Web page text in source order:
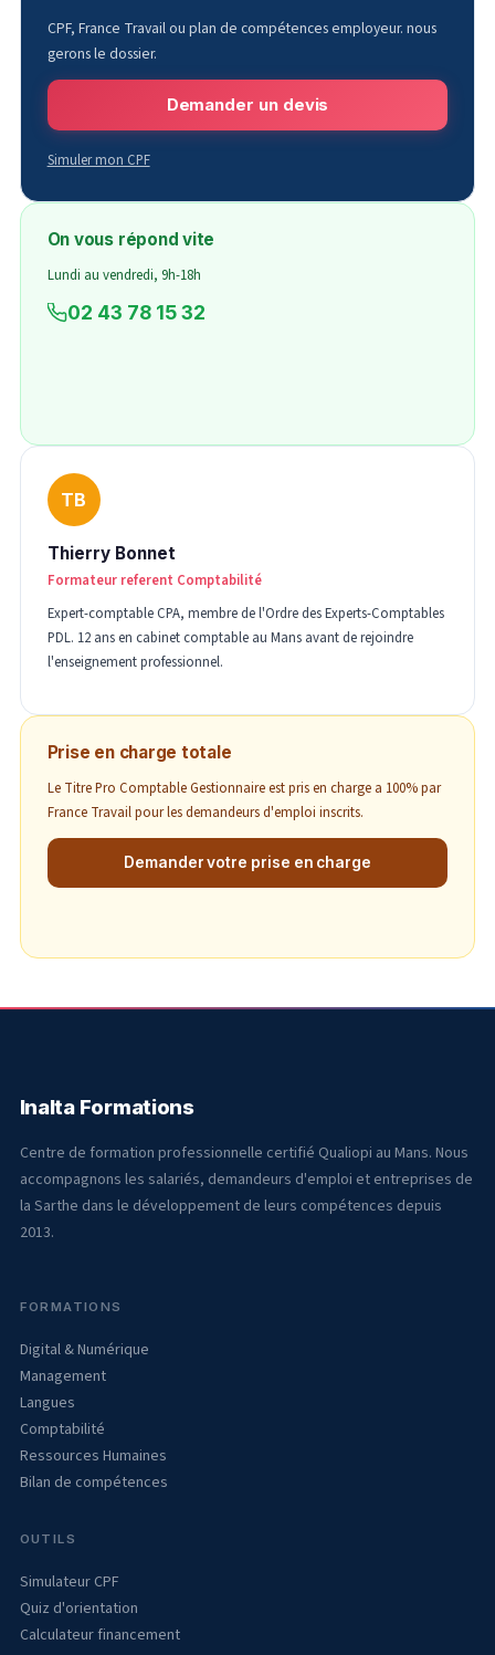
CPF, France Travail ou plan de compétences employeur. nous
gerons le dossier.
Demander un devis
Simuler mon CPF
On vous répond vite
Lundi au vendredi, 9h-18h
02 43 78 15 32
TB
Thierry Bonnet
Formateur referent Comptabilité
Expert-comptable CPA, membre de l'Ordre des Experts-Comptables
PDL. 12 ans en cabinet comptable au Mans avant de rejoindre
l'enseignement professionnel.
Prise en charge totale
Le Titre Pro Comptable Gestionnaire est pris en charge a 100% par
France Travail pour les demandeurs d'emploi inscrits.
Demander votre prise en charge
Inalta Formations
Centre de formation professionnelle certifié Qualiopi au Mans. Nous
accompagnons les salariés, demandeurs d'emploi et entreprises de
la Sarthe dans le développement de leurs compétences depuis
2013.
FORMATIONS
Digital & Numérique
Management
Langues
Comptabilité
Ressources Humaines
Bilan de compétences
OUTILS
Simulateur CPF
Quiz d'orientation
Calculateur financement